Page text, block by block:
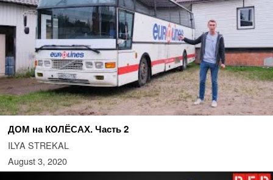
ДОМ на КОЛЁСАХ. Часть 2
ILYA STREKAL
August 3, 2020